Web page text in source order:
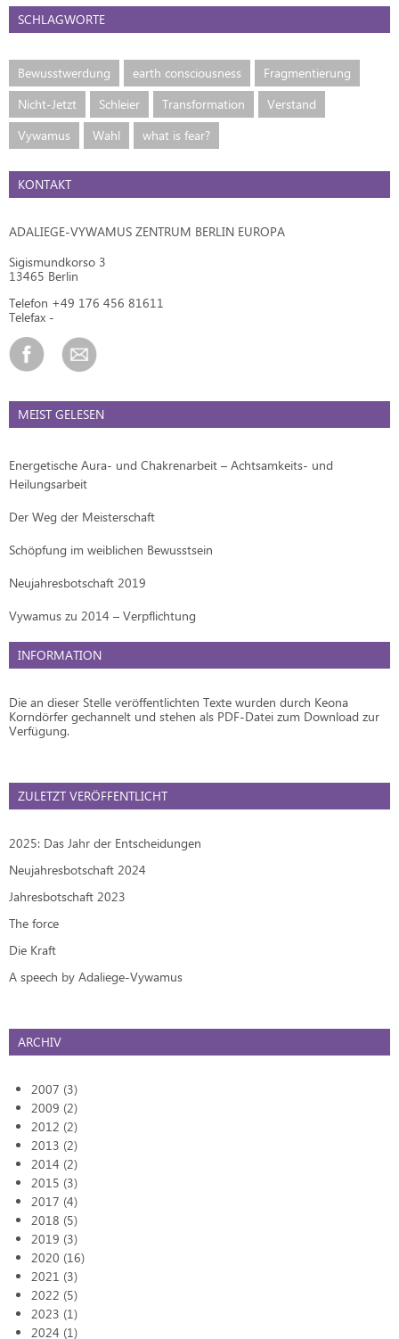
SCHLAGWORTE
Bewusstwerdung earth consciousness
Fragmentierung
Nicht-Jetzt
Schleier Transformation
Verstand
Vywamus
Wahl what is fear?
KONTAKT
ADALIEGE-VYWAMUS ZENTRUM BERLIN EUROPA
Sigismundkorso 3
13465 Berlin
Telefon +49 176 456 81611
Telefax -
MEIST GELESEN
Energetische Aura- und Chakrenarbeit – Achtsamkeits- und
Heilungsarbeit
Der Weg der Meisterschaft
Schöpfung im weiblichen Bewusstsein
Neujahresbotschaft 2019
Vywamus zu 2014 – Verpflichtung
INFORMATION
Die an dieser Stelle veröffentlichten Texte wurden durch Keona
Korndörfer gechannelt und stehen als PDF-Datei zum Download zur
Verfügung.
ZULETZT VERÖFFENTLICHT
2025: Das Jahr der Entscheidungen
Neujahresbotschaft 2024
Jahresbotschaft 2023
The force
Die Kraft
A speech by Adaliege-Vywamus
ARCHIV
2007 (3)
2009 (2)
2012 (2)
2013 (2)
2014 (2)
2015 (3)
2017 (4)
2018 (5)
2019 (3)
2020 (16)
2021 (3)
2022 (5)
2023 (1)
2024 (1)